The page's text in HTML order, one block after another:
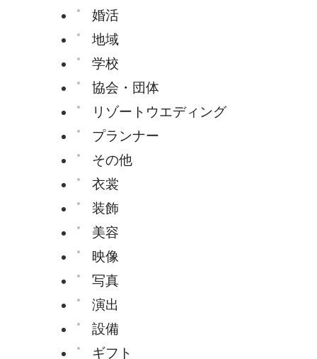
婚活
地域
学校
協会・団体
リゾートウエディング
プランナー
その他
衣裳
装飾
美容
映像
写真
演出
設備
ギフト